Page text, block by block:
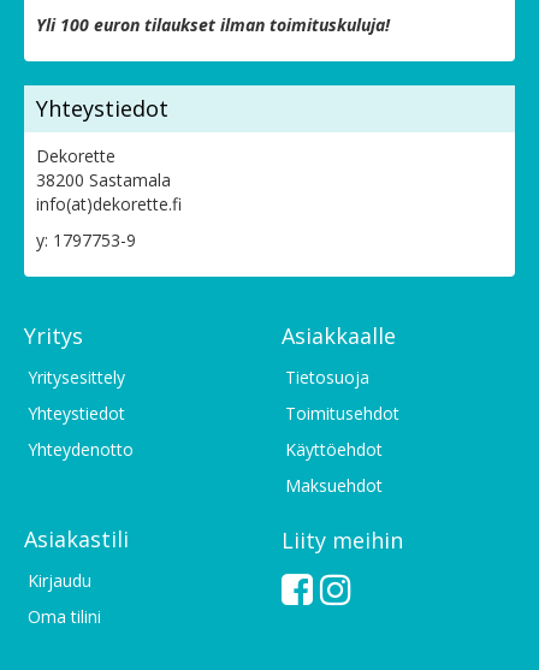
Yli 100 euron tilaukset ilman toimituskuluja!
Yhteystiedot
Dekorette
38200 Sastamala
info(at)dekorette.fi
y: 1797753-9
Yritys
Yritysesittely
Yhteystiedot
Yhteydenotto
Asiakkaalle
Tietosuoja
Toimitusehdot
Käyttöehdot
Maksuehdot
Asiakastili
Kirjaudu
Oma tilini
Liity meihin